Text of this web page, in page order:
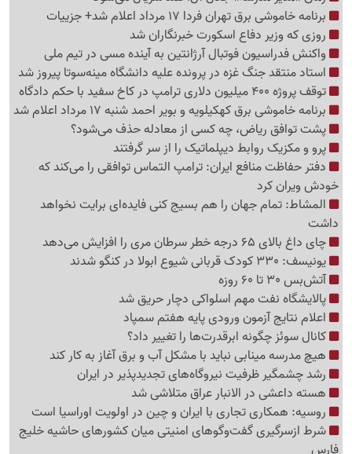
برنامه خاموشی برق تهران فردا 17 مرداد اعلام شد+ جزییات
روزی که وزیر دفاع اسکورت خبرنگاران شد
واکنش فدراسیون فوتبال آرژانتین به آینده مسی در تیم ملی
استاد منتقد جنگ غزه در پرونده علیه دانشگاه مینه‌سوتا پیروز شد
توقف پروژه 400 میلیون دلاری ترامپ در کاخ سفید با حکم دادگاه
برنامه خاموشی برق کهکیلویه و بویر احمد شنبه 17 مرداد اعلام شد
پشت توافق ریاض، چه کسی از معادله حذف می‌شود؟
پرو و مکزیک روابط دیپلماتیک را از سر گرفتند
دفتر حفاظت منافع ایران: ترامپ التماس توافقی را می‌کند که
خودش ویران کرد
المشاط: تمام جهان را هم بسیج کنی فایده‌ای برایت نخواهد
داشت
چای داغ بالای 65 درجه خطر سرطان مری را افزایش می‌دهد
یونیسف: 330 کودک قربانی شیوع ابولا در کنگو شدند
آتش‌بس 30 تا 60 روزه
پالایشگاه نفت مهم اسلواکی دچار حریق شد
اعلام نتایج آزمون ورودی پایه هفتم سمپاد
کانال سوئز چگونه ابرقدرت‌ها را تغییر داد؟
هیچ مدرسه مینابی نباید با مشکل آب و برق آغاز به کار کند
رشد چشمگیر ظرفیت نیروگاه‌های تجدیدپذیر در ایران
هسته داعشی در الانبار عراق متلاشی شد
روسیه: همکاری تجاری با ایران و چین در اولویت اوراسیا است
شرط ازسرگیری گفت‌وگوهای امنیتی میان کشورهای حاشیه خلیج